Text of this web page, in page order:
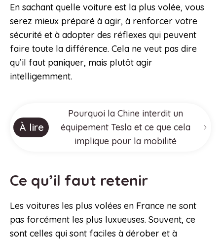
En sachant quelle voiture est la plus volée, vous
serez mieux préparé à agir, à renforcer votre
sécurité et à adopter des réflexes qui peuvent
faire toute la différence. Cela ne veut pas dire
qu’il faut paniquer, mais plutôt agir
intelligemment.
À lire
Pourquoi la Chine interdit un
équipement Tesla et ce que cela
implique pour la mobilité
Ce qu’il faut retenir
Les voitures les plus volées en France ne sont
pas forcément les plus luxueuses. Souvent, ce
sont celles qui sont faciles à dérober et à